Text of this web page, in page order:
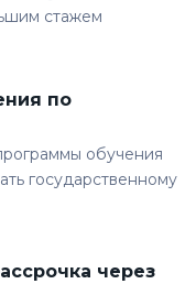
стажем
по
обучения
государственному
через